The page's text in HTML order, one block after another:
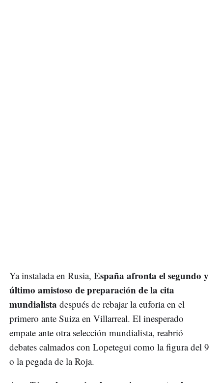
Ya instalada en Rusia, España afronta el segundo y
último amistoso de preparación de la cita
mundialista después de rebajar la euforia en el
primero ante Suiza en Villarreal. El inesperado
empate ante otra selección mundialista, reabrió
debates calmados con Lopetegui como la figura del 9
o la pegada de la Roja.